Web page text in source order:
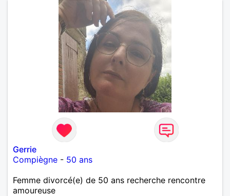
Gerrie
Compiègne - 50 ans
Femme divorcé(e) de 50 ans recherche rencontre
amoureuse